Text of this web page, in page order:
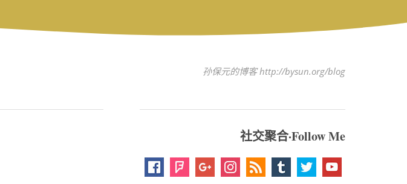
孙保元的博客 http://bysun.org/blog
社交聚合·Follow Me